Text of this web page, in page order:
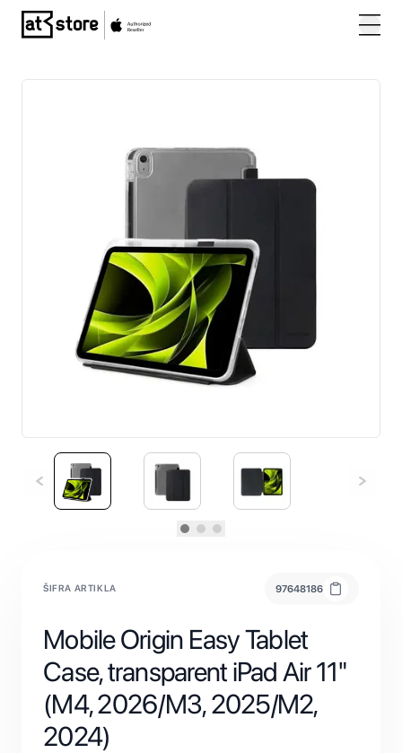
Posjetite početnu stranicu AT Store
ŠIFRA ARTIKLA 97648186
Mobile Origin Easy Tablet
Case, transparent iPad Air 11"
(M4, 2026/M3, 2025/M2,
2024)